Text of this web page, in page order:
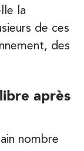
la
de ces
des
après
nombre